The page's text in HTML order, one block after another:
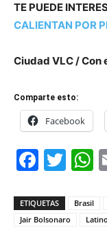
TE PUEDE
CALIENTAN POR
Ciudad VLC / Con
Comparte esto:
Facebook
ETIQUETAS Brasil
Jair Bolsonaro